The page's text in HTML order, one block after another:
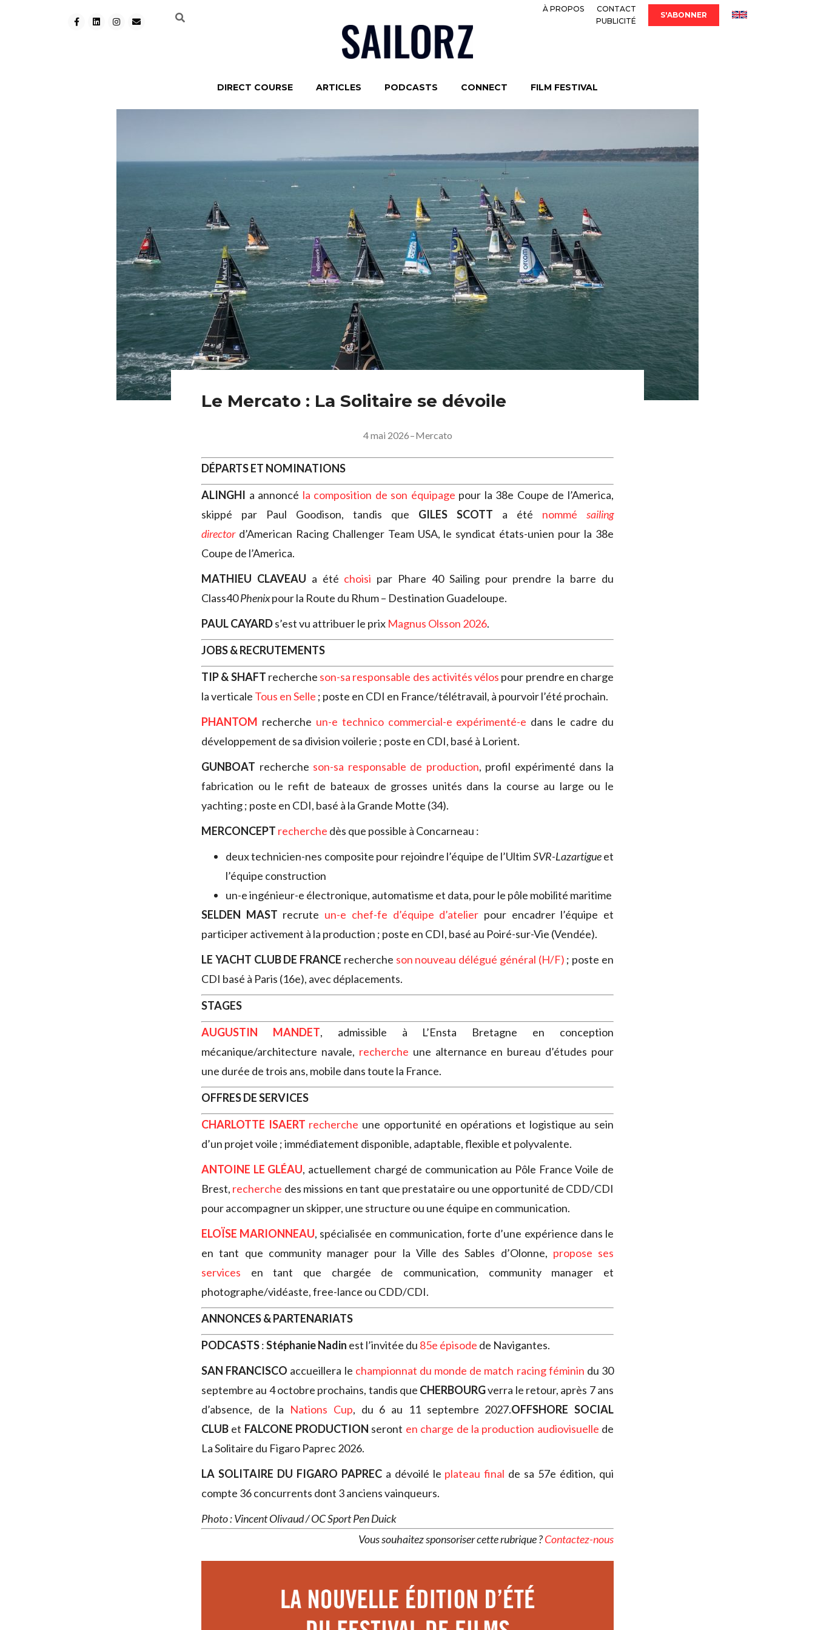
À PROPOS
CONTACT
PUBLICITÉ
S'ABONNER
DIRECT COURSE ARTICLES PODCASTS CONNECT FILM FESTIVAL
Le Mercato : La Solitaire se dévoile
4 mai 2026–Mercato
DÉPARTS ET NOMINATIONS
ALINGHI a annoncé la composition de son équipage pour la 38e Coupe de l’America,
skippé par Paul Goodison, tandis que GILES SCOTT a été nommé sailing
directord’American Racing Challenger Team USA, le syndicat états-unien pour la 38e
Coupe de l’America.
MATHIEU CLAVEAU a été choisi par Phare 40 Sailing pour prendre la barre du
Class40Phenixpour la Route du Rhum – Destination Guadeloupe.
PAUL CAYARDs’est vu attribuer le prix Magnus Olsson 2026.
JOBS & RECRUTEMENTS
TIP & SHAFT recherche son-sa responsable des activités vélos pour prendre en charge
la verticale Tous en Selle ; poste en CDI en France/télétravail, à pourvoir l’été prochain.
PHANTOM recherche un-e technico commercial-e expérimenté-e dans le cadre du
développement de sa division voilerie ; poste en CDI, basé à Lorient.
GUNBOAT recherche son-sa responsable de production, profil expérimenté dans la
fabrication ou le refit de bateaux de grosses unités dans la course au large ou le
yachting ; poste en CDI, basé à la Grande Motte (34).
MERCONCEPT recherche dès que possible à Concarneau :
deux technicien-nes composite pour rejoindre l’équipe de l’UltimSVR-Lazartigueet
l’équipe construction
un-e ingénieur-e électronique, automatisme et data, pour le pôle mobilité maritime
SELDEN MAST recrute un-e chef-fe d’équipe d’atelier pour encadrer l’équipe et
participer activement à la production ; poste en CDI, basé au Poiré-sur-Vie (Vendée).
LE YACHT CLUB DE FRANCE recherche son nouveau délégué général (H/F) ; poste en
CDI basé à Paris (16e), avec déplacements.
STAGES
AUGUSTIN MANDET, admissible à L’Ensta Bretagne en conception
mécanique/architecture navale, recherche une alternance en bureau d’études pour
une durée de trois ans, mobile dans toute la France.
OFFRES DE SERVICES
CHARLOTTE ISAERT recherche une opportunité en opérations et logistique au sein
d’un projet voile ; immédiatement disponible, adaptable, flexible et polyvalente.
ANTOINE LE GLÉAU, actuellement chargé de communication au Pôle France Voile de
Brest, recherche des missions en tant que prestataire ou une opportunité de CDD/CDI
pour accompagner un skipper, une structure ou une équipe en communication.
ELOÏSE MARIONNEAU, spécialisée en communication, forte d’une expérience dans le
en tant que community manager pour la Ville des Sables d’Olonne, propose ses
services en tant que chargée de communication, community manager et
photographe/vidéaste, free-lance ou CDD/CDI.
ANNONCES & PARTENARIATS
PODCASTS:Stéphanie Nadin est l’invitée du 85e épisode de Navigantes.
SAN FRANCISCO accueillera le championnat du monde de match racing féminin du 30
septembre au 4 octobre prochains, tandis que CHERBOURGverra le retour, après 7 ans
d’absence, de la Nations Cup, du 6 au 11 septembre 2027.OFFSHORE SOCIAL
CLUB et FALCONE PRODUCTION seront en charge de la production audiovisuelle de
La Solitaire du Figaro Paprec 2026.
LA SOLITAIRE DU FIGARO PAPRECa dévoilé le plateau final de sa 57e édition, qui
compte 36 concurrents dont 3 anciens vainqueurs.
Photo : Vincent Olivaud / OC Sport Pen Duick
Vous souhaitez sponsoriser cette rubrique ?Contactez-nous